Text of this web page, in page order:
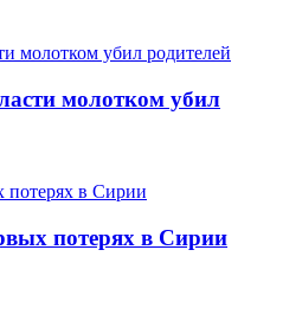
молотком убил
потерях в Сирии